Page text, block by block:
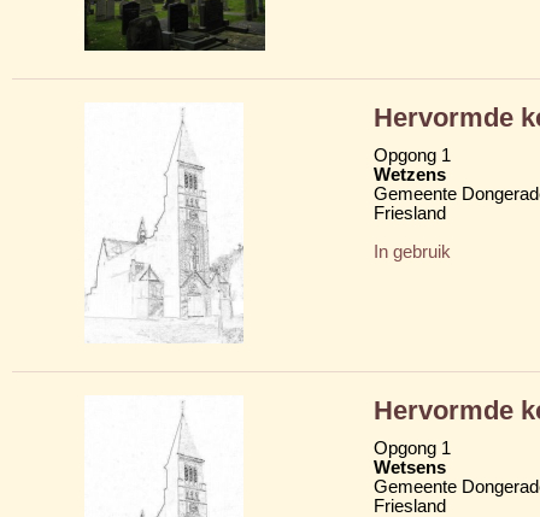
Hervormde
Opgong 1
Wetzens
Gemeente
Friesland
In gebruik
Hervormde
Opgong 1
Wetsens
Gemeente
Friesland